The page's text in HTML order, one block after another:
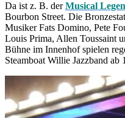
Da ist z. B. derMusical
Bourbon Street. Die
Musiker Fats Domino, Pete
Louis Prima, Allen Toussaint
Bühne im Innenhof spielen
Steamboat Willie Jazzband